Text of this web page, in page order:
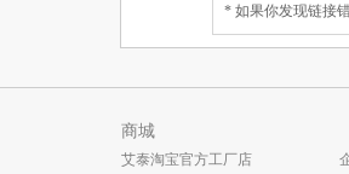
* 如果你发现链接
商城
艾泰淘宝官方工厂店